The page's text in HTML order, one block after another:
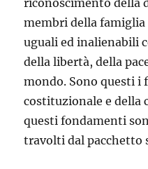
membri della
uguali ed inalienabili
della libertà, della
mondo. Sono questi i
costituzionale e della
questi fondamenti
travolti dal pacchetto